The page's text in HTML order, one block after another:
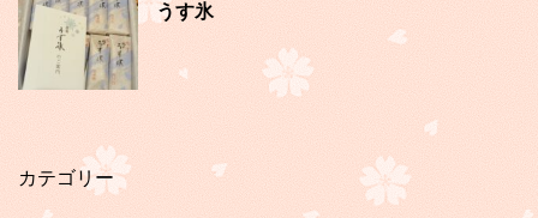
うす氷
カテゴリー